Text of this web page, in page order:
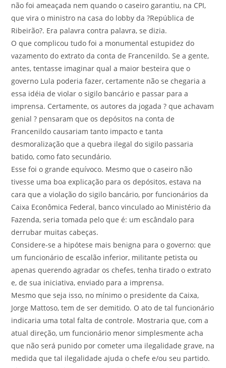
não foi ameaçada nem quando o caseiro garantiu, na CPI,
que vira o ministro na casa do lobby da ?República de
Ribeirão?. Era palavra contra palavra, se dizia.
O que complicou tudo foi a monumental estupidez do
vazamento do extrato da conta de Francenildo. Se a gente,
antes, tentasse imaginar qual a maior besteira que o
governo Lula poderia fazer, certamente não se chegaria a
essa idéia de violar o sigilo bancário e passar para a
imprensa. Certamente, os autores da jogada ? que achavam
genial ? pensaram que os depósitos na conta de
Francenildo causariam tanto impacto e tanta
desmoralização que a quebra ilegal do sigilo passaria
batido, como fato secundário.
Esse foi o grande equívoco. Mesmo que o caseiro não
tivesse uma boa explicação para os depósitos, estava na
cara que a violação do sigilo bancário, por funcionários da
Caixa Econômica Federal, banco vinculado ao Ministério da
Fazenda, seria tomada pelo que é: um escândalo para
derrubar muitas cabeças.
Considere-se a hipótese mais benigna para o governo: que
um funcionário de escalão inferior, militante petista ou
apenas querendo agradar os chefes, tenha tirado o extrato
e, de sua iniciativa, enviado para a imprensa.
Mesmo que seja isso, no mínimo o presidente da Caixa,
Jorge Mattoso, tem de ser demitido. O ato de tal funcionário
indicaria uma total falta de controle. Mostraria que, com a
atual direção, um funcionário menor simplesmente acha
que não será punido por cometer uma ilegalidade grave, na
medida que tal ilegalidade ajuda o chefe e/ou seu partido.